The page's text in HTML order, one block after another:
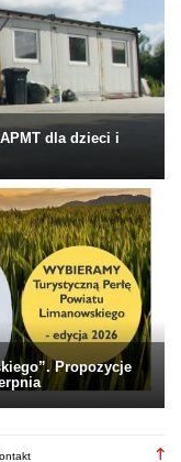
dla dzieci i
Propozycje